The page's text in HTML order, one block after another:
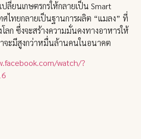
ลี่ยนเกษตรกรให้กลายเป็น Smart
ศไทยกลายเป็นฐานการผลิต “แมลง” ที่
ก ซึ่งจะสร้างความมั่นคงทางอาหารให้
จะมีสูงกว่าหมื่นล้านคนในอนาคต
watch/?